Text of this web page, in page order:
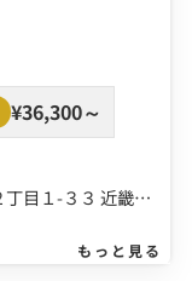
¥36,300～
〒544-0024 大阪府大阪市生野区生野西２丁目１-３３ 近畿駅前ビル ２Ｆ ３Ｆ
もっと見る